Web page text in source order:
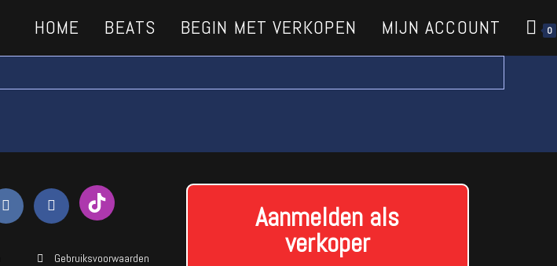
HOME BEATS BEGIN MET VERKOPEN MIJN ACCOUNT 0
Gebruiksvoorwaarden
Aanmelden als
verkoper